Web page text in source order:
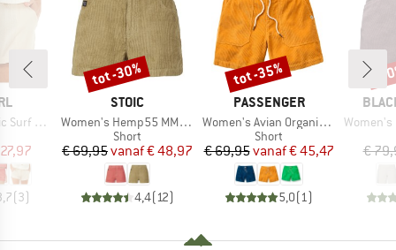
Short
prijs
(3)
MERK
STOIC
Artikel
Women's Hemp55 MMXX. Selja Cord Shorts
Productgroep
Short
Prijs
€ 69,95 Verlaagde prijs
vanaf€ 48,97
4,4( 12)
Korting
tot -30%
MERK
PASSENGER
Artikel
Women's Avian Organic Cord Short 2.0
Productgroep
Short
Prijs
€ 69,95 Verlaagde prijs
vanaf€ 45,47
5,0( 1)
Korting
tot -35%
MERK
Artikel
Women's
€
-